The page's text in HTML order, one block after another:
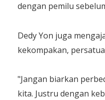
dengan pemilu
Dedy Yon juga
kekompakan,
"Jangan biarkan
kita. Justru dengan